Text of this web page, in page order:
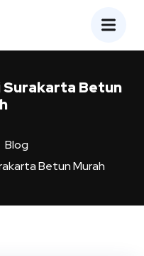
Surakarta Betun
Blog
Betun Murah